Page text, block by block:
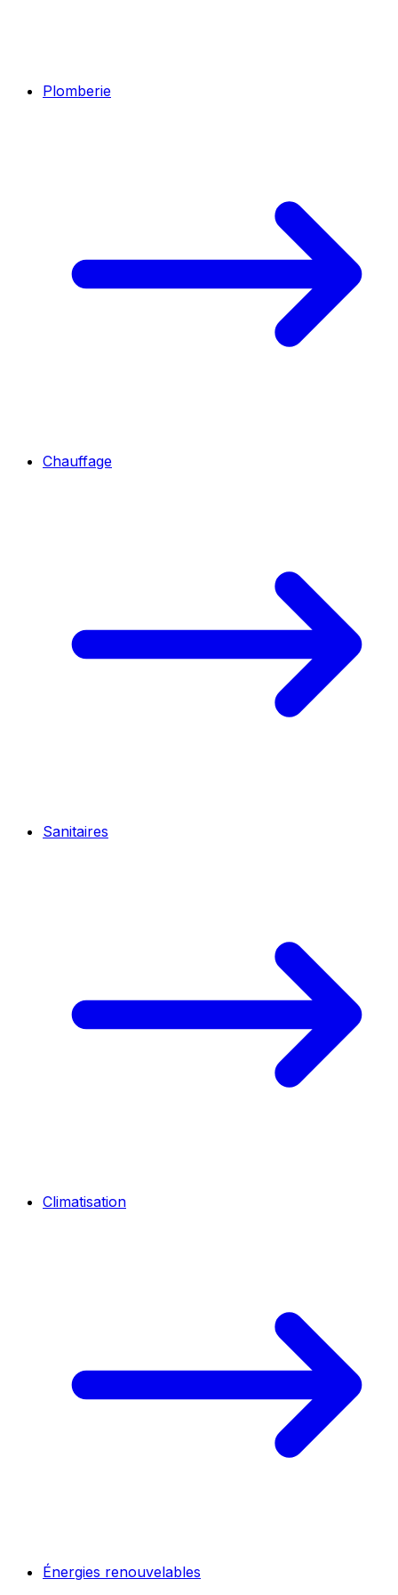
Plomberie
Chauffage
Sanitaires
Climatisation
Énergies renouvelables